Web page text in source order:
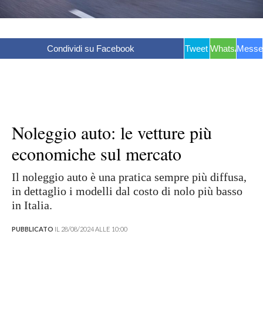
Condividi su Facebook Tweet WhatsApp
Noleggio auto: le vetture più
economiche sul mercato
Il noleggio auto è una pratica sempre più diffusa,
in dettaglio i modelli dal costo di nolo più basso
in Italia.
PUBBLICATO IL 28/08/2024 ALLE 10:00